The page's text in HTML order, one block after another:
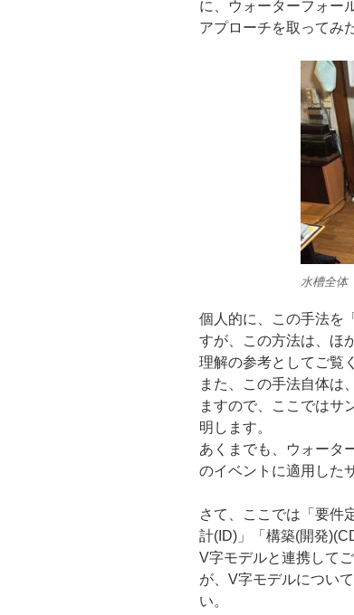
に、ウォーターフォー
アプローチを取ってみ
水槽全体
個人的に、この手法を
すが、この方法は、ほ
理解の参考としてご覧
また、この手法自体は
ますので、ここではサ
明します。
あくまでも、ウォータ
のイベントに適用した
さて、ここでは「要件
計(ID)」「構築(開発
V字モデルと連携して
が、V字モデルについ
い。